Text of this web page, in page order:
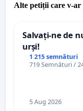
Alte petiții care v-ar
Salvați-ne de
urși!
1 215 semnături
719 Semnături /
5 Aug 2026